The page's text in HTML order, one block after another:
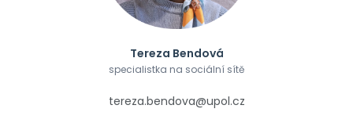
Tereza Bendová
specialistka na sociální sítě
tereza.bendova@upol.cz